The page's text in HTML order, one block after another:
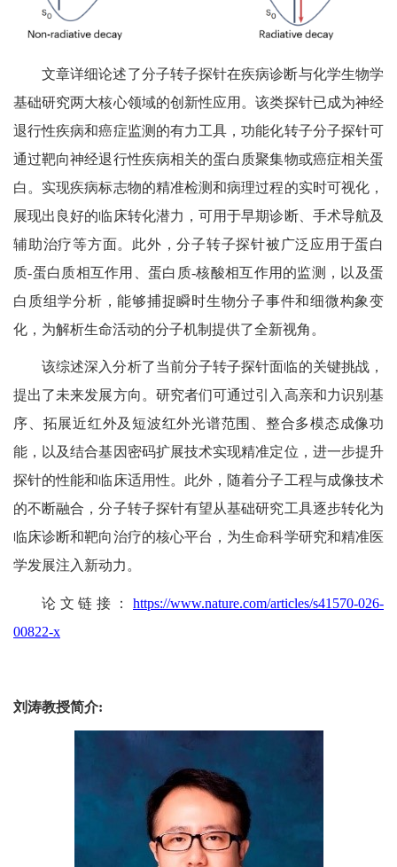
文章详细论述了分子转子探针在疾病诊断与化学生物学
基础研究两大核心领域的创新性应用。该类探针已成为神经
退行性疾病和癌症监测的有力工具，功能化转子分子探针可
通过靶向神经退行性疾病相关的蛋白质聚集物或癌症相关蛋
白。实现疾病标志物的精准检测和病理过程的实时可视化，
展现出良好的临床转化潜力，可用于早期诊断、手术导航及
辅助治疗等方面。此外，分子转子探针被广泛应用于蛋白
质-蛋白质相互作用、蛋白质-核酸相互作用的监测，以及蛋
白质组学分析，能够捕捉瞬时生物分子事件和细微构象变
化，为解析生命活动的分子机制提供了全新视角。
该综述深入分析了当前分子转子探针面临的关键挑战，
提出了未来发展方向。研究者们可通过引入高亲和力识别基
序、拓展近红外及短波红外光谱范围、整合多模态成像功
能，以及结合基因密码扩展技术实现精准定位，进一步提升
探针的性能和临床适用性。此外，随着分子工程与成像技术
的不断融合，分子转子探针有望从基础研究工具逐步转化为
临床诊断和靶向治疗的核心平台，为生命科学研究和精准医
学发展注入新动力。
论 文链接：https://www.nature.com/articles/s41570-026-
00822-x
刘涛教授简介: